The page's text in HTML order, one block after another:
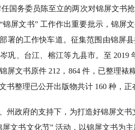
务委员陈至立的两次对锦屏文书
锦屏文书” 工作作出重要批示，锦屏
署的工作快车道。征集范围由锦屏
巩、台江、榕江等九县市。至 2019
屏文书原件 212，864 件，已整理裱
书整理已公开出版物共计 160 种，正
政府的支持下，为打造好锦屏文书
屏文书文化节” 活动，以锦屏文书为